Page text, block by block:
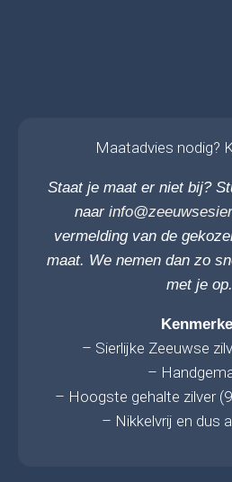
Maatadvies nodig?
Staat je maat er niet bij?
naar
vermelding van de
maat. We nemen dan zo
met je op.
– Sierlijke Zeeuwse
–
– Hoogste gehalte zilver
– Nikkelvrij en dus